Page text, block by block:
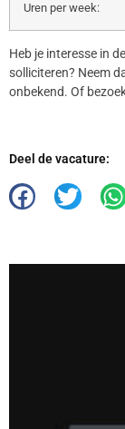
Uren per week:
Heb je interesse in
solliciteren? Neem
onbekend. Of
Deel de vacature: